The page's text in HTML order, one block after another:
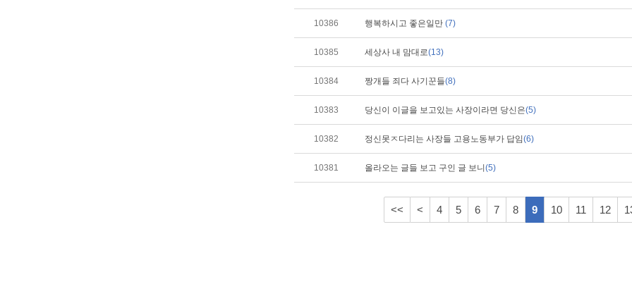
10386 행복하시고 좋은일만 (7)
10385 세상사 내 맘대로(13)
10384 짱개들 죄다 사기꾼들(8)
10383 당신이 이글을 보고있는 사장이라면 당신은(5)
10382 정신못ㅈ다리는 사장들 고용노동부가 답임(6)
10381 올라오는 글들 보고 구인 글 보니 (5)
<< < 4 5 6 7 8 9 10 11 12